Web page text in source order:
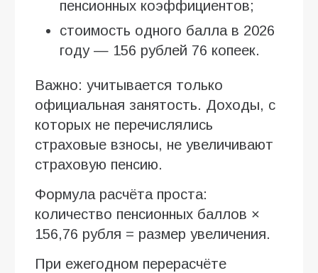
пенсионных коэффициентов;
стоимость одного балла в 2026
году — 156 рублей 76 копеек.
Важно: учитывается только
официальная занятость. Доходы, с
которых не перечислялись
страховые взносы, не увеличивают
страховую пенсию.
Формула расчёта проста:
количество пенсионных баллов ×
156,76 рубля = размер увеличения.
При ежегодном перерасчёте